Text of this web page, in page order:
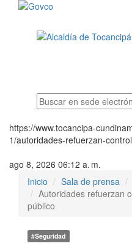
https://www.tocancipa-
1/autoridades-refuerzan-
ago 8, 2026 06:12 a. m.
Inicio
Sala de prensa
Autoridades refuerzan
público
#Seguridad